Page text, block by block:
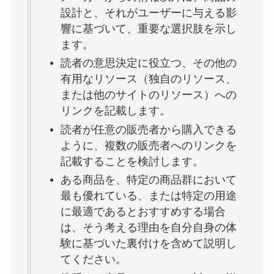
設計と、それがユーザーに与える影
響に基づいて、重要な選択肢を示し
ます。
読者の意思決定に役立つ、その他の
有用なリソース（独自のリソース、
または他のサイトのリソース）への
リンクを記載します。
読者が任意の販売者から購入できる
ように、複数の販売者へのリンクを
記載することを検討します。
ある商品を、特定の商品群において
最も優れている、または特定の用途
に最適であるとおすすめする場合
は、そう考える理由を自分自身の体
験に基づいた裏付けを含めて説明し
てください。